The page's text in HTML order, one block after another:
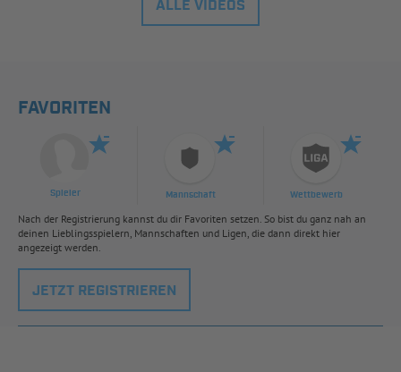
ALLE VIDEOS
FAVORITEN
Spieler Mannschaft Wettbewerb
Nach der Registrierung kannst du dir Favoriten setzen. So bist du ganz nah an
deinen Lieblingsspielern, Mannschaften und Ligen, die dann direkt hier
angezeigt werden.
JETZT REGISTRIEREN